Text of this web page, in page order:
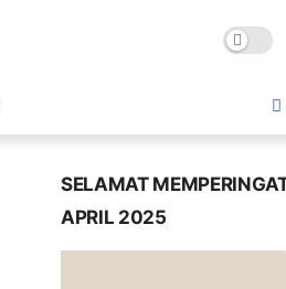
SELAMAT
APRIL 2025